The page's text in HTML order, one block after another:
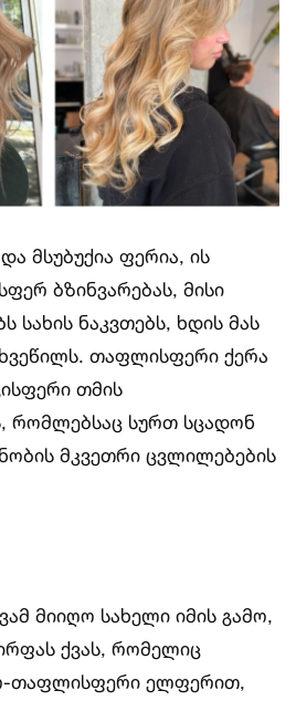
მსუბუქია ფერია, ის
ბზინვარებას, მისი
სახის ნაკვთებს, ხდის მას
თაფლისფერი ქერა
თმის
რომლებსაც სურთ სცადონ
მკვეთრი ცვლილებების
მიიღო სახელი იმის გამო,
ქვას, რომელიც
თაფლისფერი ელფერით,